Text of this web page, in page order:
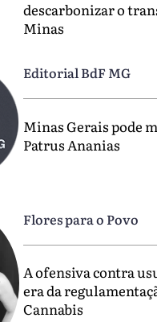
descarbonizar o
Minas
Editorial BdF MG
Minas Gerais pode
Patrus Ananias
Flores para o Povo
A ofensiva contra
era da
Cannabis